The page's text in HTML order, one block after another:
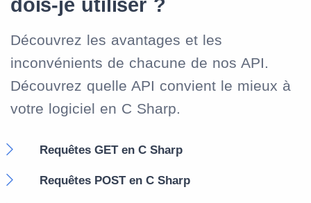
dois-je utiliser ?
Découvrez les avantages et les
inconvénients de chacune de nos API.
Découvrez quelle API convient le mieux à
votre logiciel en C Sharp.
Requêtes GET en C Sharp
Requêtes POST en C Sharp